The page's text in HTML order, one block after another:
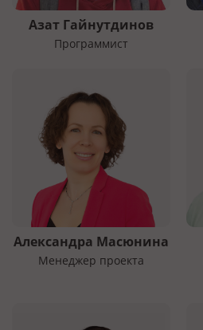
Азат Гайнутдинов
Программист
Александра Масюнина
Менеджер проекта